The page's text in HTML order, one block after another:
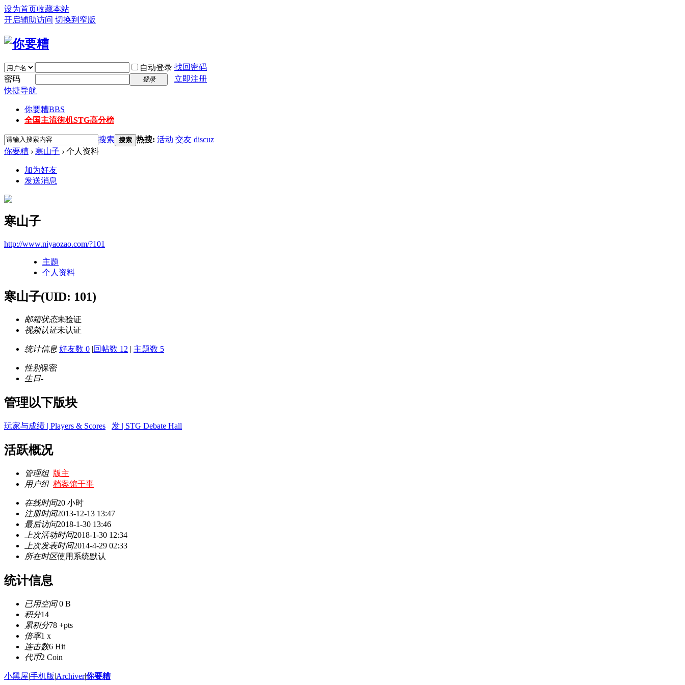
设为首页收藏本站
开启辅助访问 切换到窄版
自动登录 找回密码
密码
登录
立即注册
快捷导航
你要糟BBS
全国主流街机STG高分榜
搜索 搜索 热搜: 活动 交友 discuz
你要糟 › 寒山子 › 个人资料
加为好友
发送消息
寒山子
http://www.niyaozao.com/?101
主题
个人资料
寒山子(UID: 101)
邮箱状态未验证
视频认证未认证
统计信息 好友数 0 |回帖数 12 | 主题数 5
性别保密
生日-
管理以下版块
玩家与成绩 | Players & Scores 发 | STG Debate Hall
活跃概况
管理组 版主
用户组 档案馆干事
在线时间20 小时
注册时间2013-12-13 13:47
最后访问2018-1-30 13:46
上次活动时间2018-1-30 12:34
上次发表时间2014-4-29 02:33
所在时区使用系统默认
统计信息
已用空间0 B
积分14
累积分78 +pts
倍率1 x
连击数6 Hit
代币2 Coin
小黑屋|手机版|Archiver|你要糟